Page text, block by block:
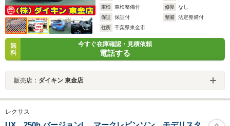
車検
車検整備付 修復
なし
保証
保証付 整備
法定整備付
住所
千葉県東金市
無
料
今すぐ在庫確認・見積依頼
電話する
販売店： ダイキン 東金店
レクサス